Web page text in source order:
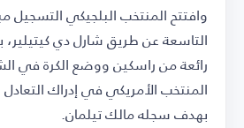
وافتتح المنتخب البلجيكي التسجيل
التاسعة عن طريق شارل دي كيتيلير،
رائعة من راسكين ووضع الكرة في
بهدف سجله مالك تيلمان.